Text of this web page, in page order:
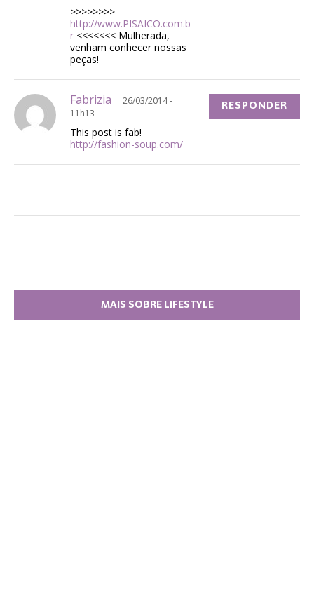
>>>>>>>>
http://www.PISAICO.com.b
r <<<<<<< Mulherada,
venham conhecer nossas
peças!
Fabrizia
26/03/2014 -
11h13
This post is fab!
http://fashion-soup.com/
RESPONDER
MAIS SOBRE LIFESTYLE